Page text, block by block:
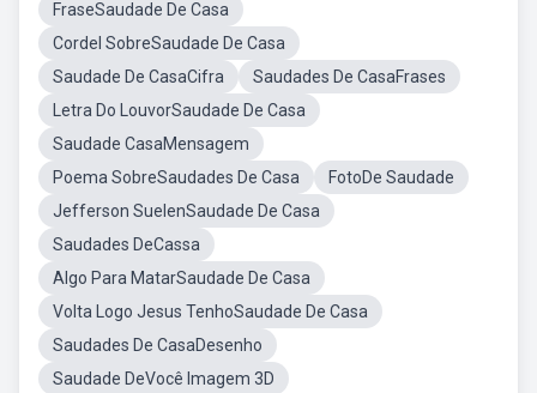
FraseSaudade De Casa
Cordel SobreSaudade De Casa
Saudade De CasaCifra
Saudades De CasaFrases
Letra Do LouvorSaudade De Casa
Saudade CasaMensagem
Poema SobreSaudades De Casa
FotoDe Saudade
Jefferson SuelenSaudade De Casa
Saudades DeCassa
Algo Para MatarSaudade De Casa
Volta Logo Jesus TenhoSaudade De Casa
Saudades De CasaDesenho
Saudade DeVocê Imagem 3D